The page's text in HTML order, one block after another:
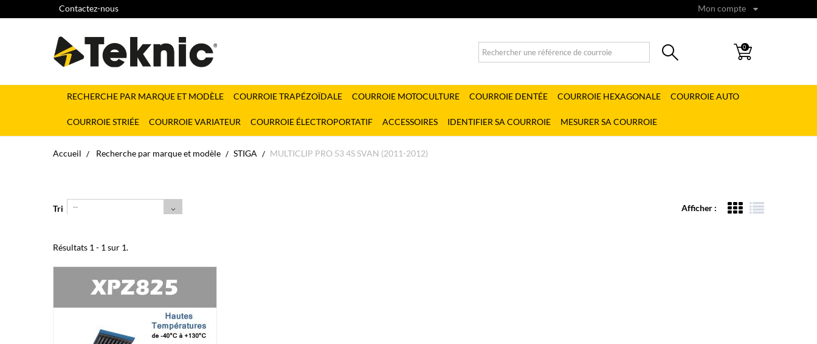
Mon compte
Contactez-nous
0
RECHERCHE PAR MARQUE ET MODÈLE COURROIE TRAPÉZOÏDALE COURROIE MOTOCULTURE COURROIE DENTÉE COURROIE HEXAGONALE COURROIE AUTO
COURROIE STRIÉE COURROIE VARIATEUR COURROIE ÉLECTROPORTATIF ACCESSOIRES IDENTIFIER SA COURROIE MESURER SA COURROIE
Accueil Recherche par marque et modèle STIGA MULTICLIP PRO 53 4S SVAN (2011-2012)
Afficher :
Tri --
Résultats 1 - 1 sur 1.